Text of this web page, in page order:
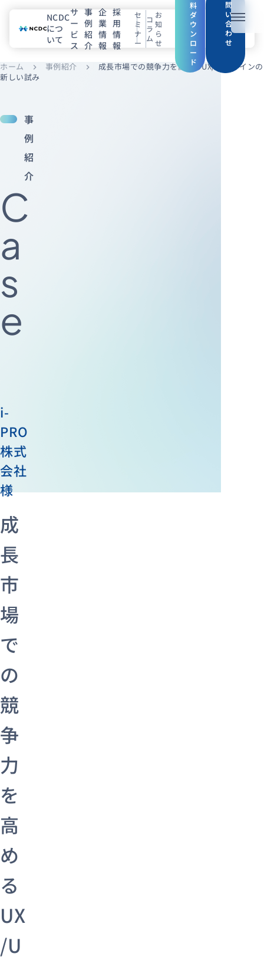
メニュ
NCDCについて
サービス
事例紹介
採用情報
セミナー
エンジニアブログ（Zenn）
お役立ち情報（PJ Insight）
NCDC
につ
いて
サ
ー
ビ
ス
事
例
紹
介
企
業
情
報
採
用
情
報
セ
ミ
ナ
ー
コ
ラ
ム
お
知
ら
せ
料
ダ
ウ
ン
ロ
ー
ド
問
い
合
わ
せ
ホーム chevron_right 事例紹介 chevron_right
成長市場での競争力を高めるUX/UIデザインの
新しい試み
事
例
紹
介
C
a
s
e
i-
PRO
株式
会社
様
成
長
市
場
で
の
競
争
力
を
高
め
る
UX
/U